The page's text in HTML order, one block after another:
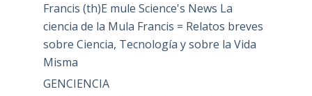
Francis (th)E mule Science's News La
ciencia de la Mula Francis = Relatos breves
sobre Ciencia, Tecnología y sobre la Vida
Misma
GENCIENCIA